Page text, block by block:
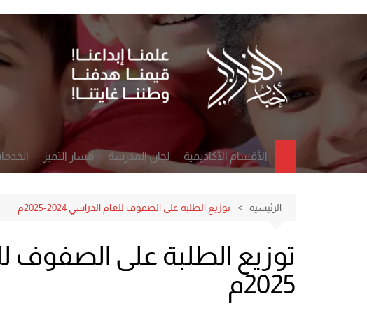
الأقسام الأكاديمية
قسم اللغة الانجليزية
قسم العلوم
قسم المواد الاجتماعية
لجان المدرسة
فريق التمكين الرقمي
مجلس الآباء
مسار التميز
التطور الشخصي
القيادة والإدارة
الرئيسية توزيع الطلبة على الصفوف للعام الدراسي 2024-2025م
2025م